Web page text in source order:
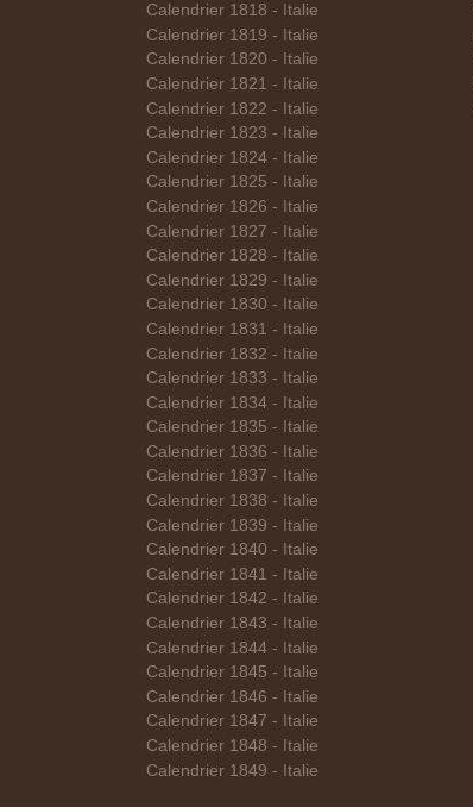
Calendrier 1818 - Italie
Calendrier 1819 - Italie
Calendrier 1820 - Italie
Calendrier 1821 - Italie
Calendrier 1822 - Italie
Calendrier 1823 - Italie
Calendrier 1824 - Italie
Calendrier 1825 - Italie
Calendrier 1826 - Italie
Calendrier 1827 - Italie
Calendrier 1828 - Italie
Calendrier 1829 - Italie
Calendrier 1830 - Italie
Calendrier 1831 - Italie
Calendrier 1832 - Italie
Calendrier 1833 - Italie
Calendrier 1834 - Italie
Calendrier 1835 - Italie
Calendrier 1836 - Italie
Calendrier 1837 - Italie
Calendrier 1838 - Italie
Calendrier 1839 - Italie
Calendrier 1840 - Italie
Calendrier 1841 - Italie
Calendrier 1842 - Italie
Calendrier 1843 - Italie
Calendrier 1844 - Italie
Calendrier 1845 - Italie
Calendrier 1846 - Italie
Calendrier 1847 - Italie
Calendrier 1848 - Italie
Calendrier 1849 - Italie